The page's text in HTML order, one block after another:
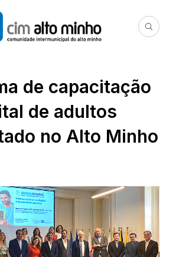
de capacitação
de adultos
no Alto Minho